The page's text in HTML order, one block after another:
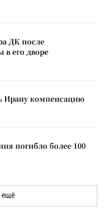
его дворе
Ирану компенсацию
погибло более 100
ещё